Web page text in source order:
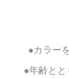
●カラー
●年齢とと